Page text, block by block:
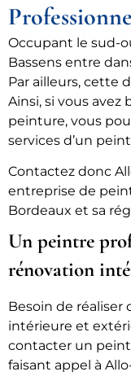
Occupant le sud-
Bassens entre
Par ailleurs, cette
Ainsi, si vous avez
peinture, vous
services d’un
Contactez donc
entreprise de
Bordeaux et sa
Un peintre
rénovation
Besoin de réaliser
intérieure et
contacter un
faisant appel à